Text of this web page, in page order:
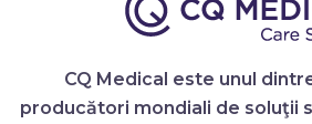
CQ Medical este unul
producători mondiali de soluţii